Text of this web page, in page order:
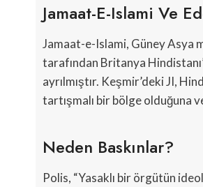
Jamaat-E-Islami Ve
Jamaat-e-Islami, Güney Asya
tarafından Britanya
ayrılmıştır. Keşmir’deki JI,
tartışmalı bir bölge olduğuna
Neden Baskınlar?
Polis, “Yasaklı bir örgütün